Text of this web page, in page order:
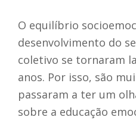
O equilíbrio
desenvolvimento do
coletivo se tornaram
anos. Por isso, são
passaram a ter um
sobre a educação